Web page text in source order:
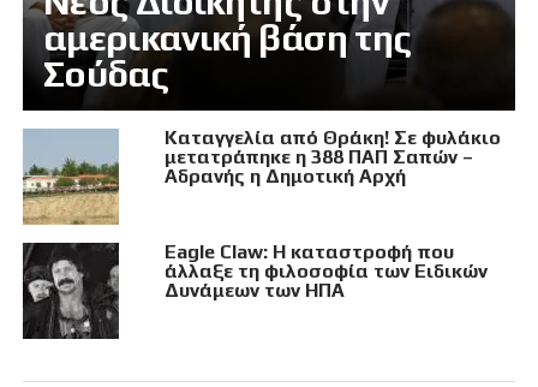
αμερικανική βάση της
Σούδας
Καταγγελία από Θράκη! Σε φυλάκιο
μετατράπηκε η 388 ΠΑΠ Σαπών –
Αδρανής η Δημοτική Αρχή
Eagle Claw: Η καταστροφή που
άλλαξε τη φιλοσοφία των Ειδικών
Δυνάμεων των ΗΠΑ